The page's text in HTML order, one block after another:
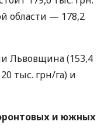
области — 178,2
Львовщина (153,4
тыс. грн/га) и
и южных